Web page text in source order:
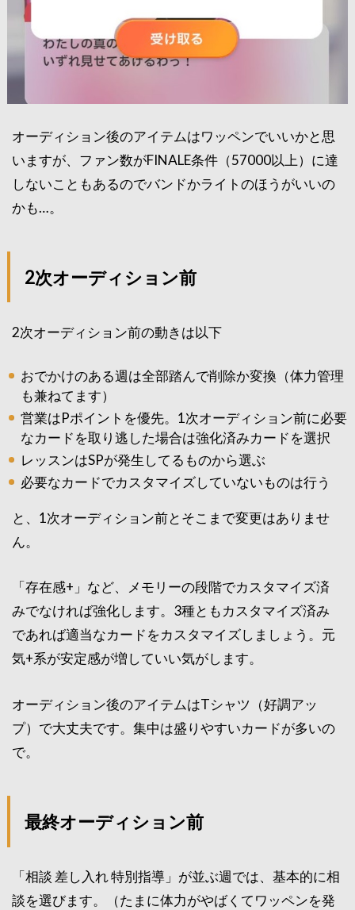
オーディション後のアイテムはワッペンでいいかと思
いますが、ファン数がFINALE条件（57000以上）に達
しないこともあるのでバンドかライトのほうがいいの
かも…。
2次オーディション前
2次オーディション前の動きは以下
おでかけのある週は全部踏んで削除か変換（体力管理
も兼ねてます）
営業はPポイントを優先。1次オーディション前に必要
なカードを取り逃した場合は強化済みカードを選択
レッスンはSPが発生してるものから選ぶ
必要なカードでカスタマイズしていないものは行う
と、1次オーディション前とそこまで変更はありませ
ん。
「存在感+」など、メモリーの段階でカスタマイズ済
みでなければ強化します。3種ともカスタマイズ済み
であれば適当なカードをカスタマイズしましょう。元
気+系が安定感が増していい気がします。
オーディション後のアイテムはTシャツ（好調アッ
プ）で大丈夫です。集中は盛りやすいカードが多いの
で。
最終オーディション前
「相談 差し入れ 特別指導」が並ぶ週では、基本的に相
談を選びます。（たまに体力がやばくてワッペンを発